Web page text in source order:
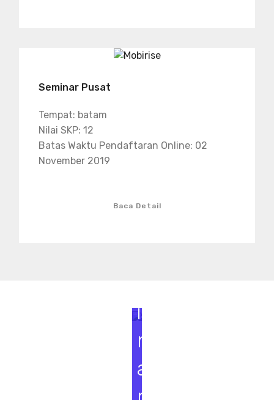
Seminar Pusat
Tempat: batam
Nilai SKP: 12
Batas Waktu Pendaftaran Online: 02
November 2019
Baca Detail
i
n
a